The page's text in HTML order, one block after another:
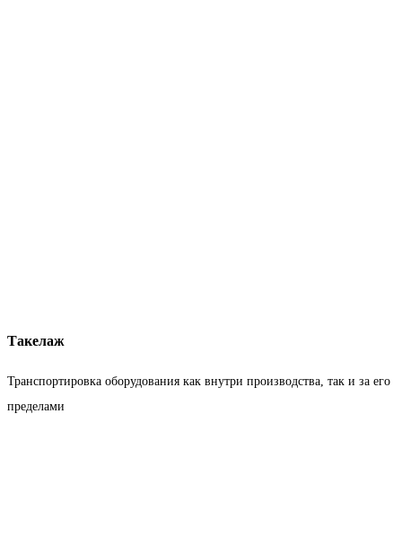
Такелаж
Транспортировка оборудования как внутри производства, так и за его
пределами